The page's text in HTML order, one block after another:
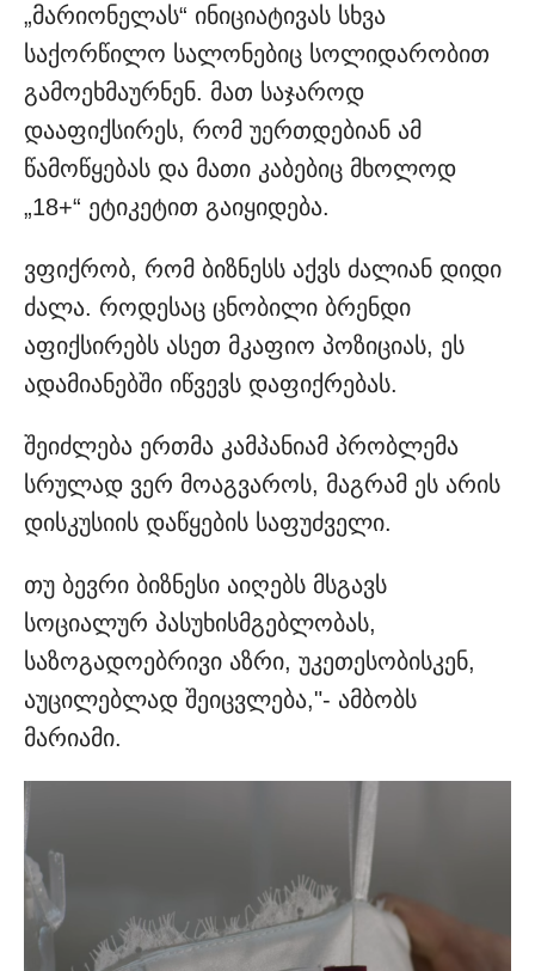
„მარიონელას“ ინიციატივას სხვა
საქორწილო სალონებიც სოლიდარობით
გამოეხმაურნენ. მათ საჯაროდ
დააფიქსირეს, რომ უერთდებიან ამ
წამოწყებას და მათი კაბებიც მხოლოდ
„18+“ ეტიკეტით გაიყიდება.
ვფიქრობ, რომ ბიზნესს აქვს ძალიან დიდი
ძალა. როდესაც ცნობილი ბრენდი
აფიქსირებს ასეთ მკაფიო პოზიციას, ეს
ადამიანებში იწვევს დაფიქრებას.
შეიძლება ერთმა კამპანიამ პრობლემა
სრულად ვერ მოაგვაროს, მაგრამ ეს არის
დისკუსიის დაწყების საფუძველი.
თუ ბევრი ბიზნესი აიღებს მსგავს
სოციალურ პასუხისმგებლობას,
საზოგადოებრივი აზრი, უკეთესობისკენ,
აუცილებლად შეიცვლება,"- ამბობს
მარიამი.